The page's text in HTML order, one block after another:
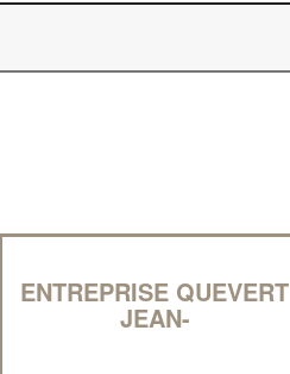
ENTREPRISE QUEVERT
JEAN-